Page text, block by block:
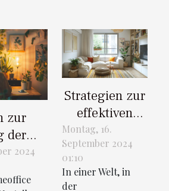
zur
der
2024
Strategien zur
effektiven
Raumnutzung
in kleinen
Wohnungen
Montag, 16.
September 2024
01:10
In einer Welt, in
der